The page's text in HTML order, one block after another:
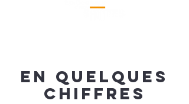
EN QUELQUES
CHIFFRES